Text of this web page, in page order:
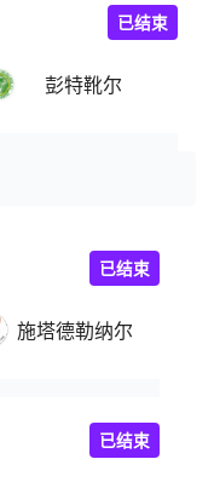
彭特靴尔
已结束
施塔德勒纳尔
已结束
已结束